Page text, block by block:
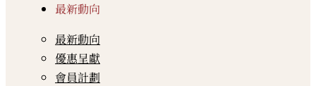
最新動向
最新動向
優惠呈獻
會員計劃